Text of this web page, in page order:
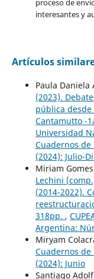
proceso de
interesantes y
Artículos
Paula Daniela
(2023).
pública desde
Cantamutto -
Universidad
Cuadernos
(2024): Julio-
Miriam
Lechini
(2014-2022).
318pp. ,
Argentina:
Miryam
Cuadernos
(2024): Junio
Santiago